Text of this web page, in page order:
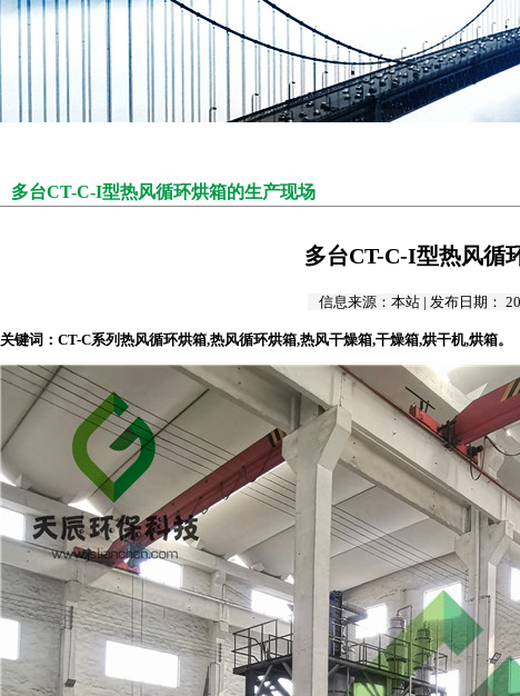
多台CT-C-I型热风循环烘箱的生产现场
多台CT-C-I型热风循
信息来源：本站 | 发布日期：
关键词：CT-C系列热风循环烘箱,热风循环烘箱,热风干燥箱,干燥箱,烘干机,烘箱。